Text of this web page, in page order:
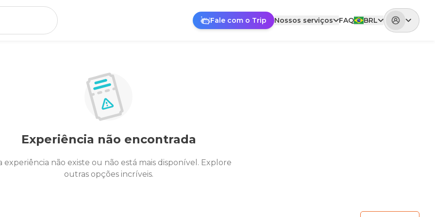
Fale com o Trip Nossos serviços FAQ BRL
Experiência não encontrada
experiência não existe ou não está mais disponível. Explore
outras opções incríveis.